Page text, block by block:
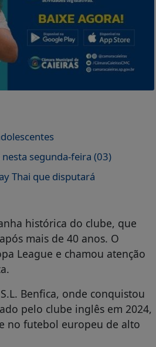
segunda-feira (03)
Thai que disputará
histórica do clube, que
mais de 40 anos. O
League e chamou atenção
Benfica, onde conquistou
pelo clube inglês em 2024,
no futebol europeu de alto